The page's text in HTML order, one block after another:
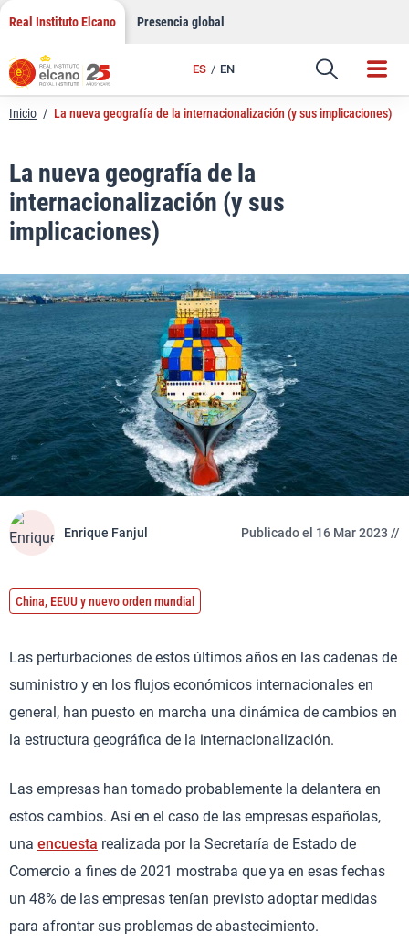
Saltar
contenido
Real Instituto Elcano Presencia global
ES EN
Enlace
Inicio / La nueva geografía de la internacionalización (y sus implicaciones)
La nueva geografía de la
internacionalización (y sus
implicaciones)
Enrique Fanjul Publicado el 16 Mar 2023 //
China, EEUU y nuevo orden mundial
Las perturbaciones de estos últimos años en las cadenas de
suministro y en los flujos económicos internacionales en
general, han puesto en marcha una dinámica de cambios en
la estructura geográfica de la internacionalización.
Las empresas han tomado probablemente la delantera en
estos cambios. Así en el caso de las empresas españolas,
una encuesta realizada por la Secretaría de Estado de
Comercio a fines de 2021 mostraba que ya en esas fechas
un 48% de las empresas tenían previsto adoptar medidas
para afrontar sus problemas de abastecimiento.